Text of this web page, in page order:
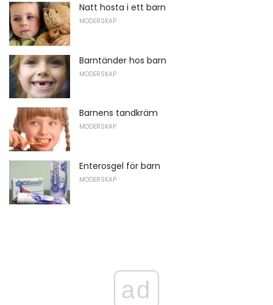
Natt hosta i ett barn
MODERSKAP
Barntänder hos barn
MODERSKAP
Barnens tandkräm
MODERSKAP
Enterosgel för barn
MODERSKAP
ad